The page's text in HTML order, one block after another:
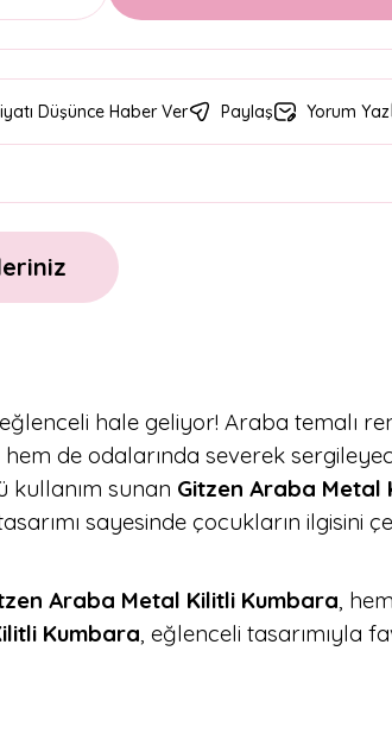
Düşünce Haber Ver Paylaş Yorum Yaz
hale geliyor! Araba temalı
de odalarında severek
kullanım sunan Gitzen Araba Metal
sayesinde çocukların ilgisini
Araba Metal Kilitli Kumbara,
Kumbara, eğlenceli tasarımıyla